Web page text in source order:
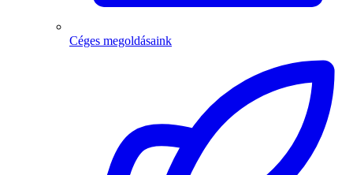
Céges megoldásaink